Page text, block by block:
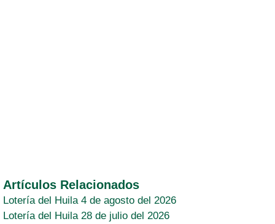
Artículos Relacionados
Lotería del Huila 4 de agosto del 2026
Lotería del Huila 28 de julio del 2026